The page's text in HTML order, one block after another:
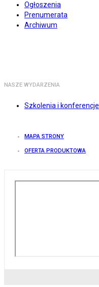
Ogłoszenia
Prenumerata
Archiwum
NASZE WYDARZENIA
Szkolenia i konferencje
MAPA STRONY
OFERTA PRODUKTOWA